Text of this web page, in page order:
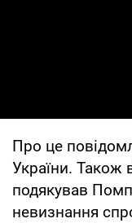
Про це
України.
подякував
невизнання